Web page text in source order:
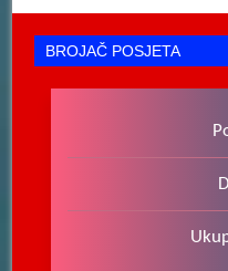
BROJAČ POSJETA